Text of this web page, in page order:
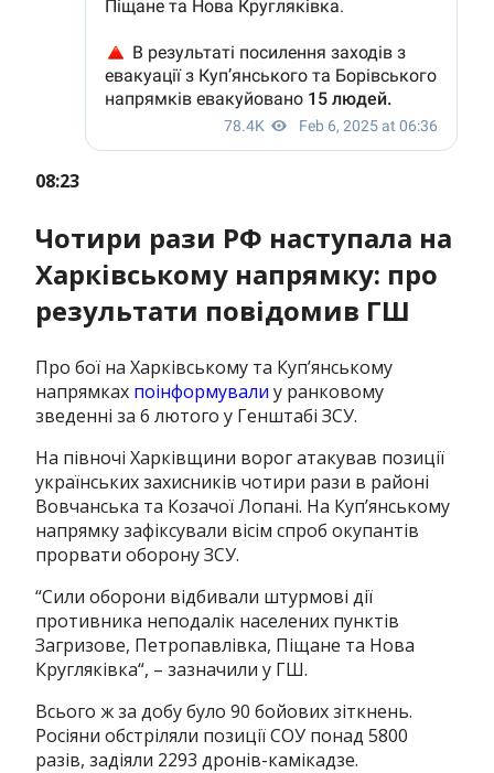
08:23
Чотири рази РФ наступала на
Харківському напрямку: про
результати повідомив ГШ
Про бої на Харківському та Куп’янському
напрямках поінформували у ранковому
зведенні за 6 лютого у Генштабі ЗСУ.
На півночі Харківщини ворог атакував позиції
українських захисників чотири рази в районі
Вовчанська та Козачої Лопані. На Куп’янському
напрямку зафіксували вісім спроб окупантів
прорвати оборону ЗСУ.
“Сили оборони відбивали штурмові дії
противника неподалік населених пунктів
Загризове, Петропавлівка, Піщане та Нова
Кругляківка“, – зазначили у ГШ.
Всього ж за добу було 90 бойових зіткнень.
Росіяни обстріляли позиції СОУ понад 5800
разів, задіяли 2293 дронів-камікадзе.